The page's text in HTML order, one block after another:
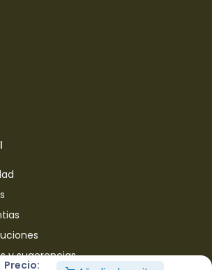
Precio:
y sugerencias